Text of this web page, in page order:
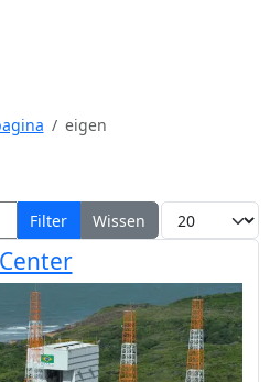
eigen
Filter Wissen Toon #